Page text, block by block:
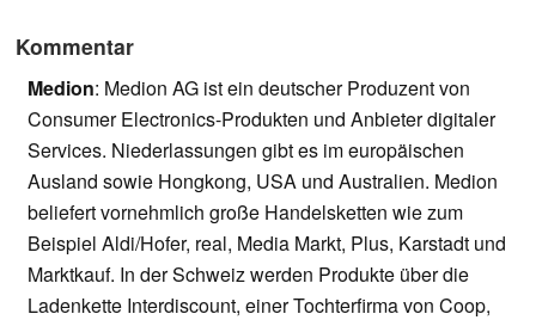
Kommentar
Medion: Medion AG ist ein deutscher Produzent von
Consumer Electronics-Produkten und Anbieter digitaler
Services. Niederlassungen gibt es im europäischen
Ausland sowie Hongkong, USA und Australien. Medion
beliefert vornehmlich große Handelsketten wie zum
Beispiel Aldi/Hofer, real, Media Markt, Plus, Karstadt und
Marktkauf. In der Schweiz werden Produkte über die
Ladenkette Interdiscount, einer Tochterfirma von Coop,